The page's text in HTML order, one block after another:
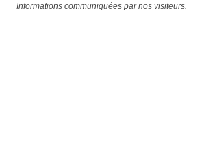
Informations communiquées par nos visiteurs.